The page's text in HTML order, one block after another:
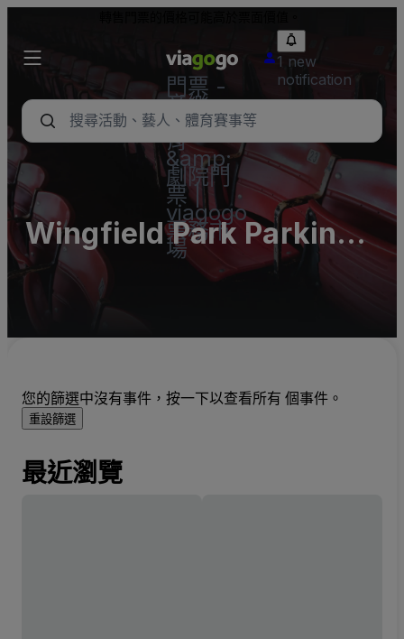
門票 -
音樂
會、體
育
&amp;
劇院門
票 |
viagogo
票務市
場
1 new
notification
Wingfield Park Parking
Lots (InActive)
您的篩選中沒有事件，按一下以查看所有 個事件。
重設篩選
最近瀏覽